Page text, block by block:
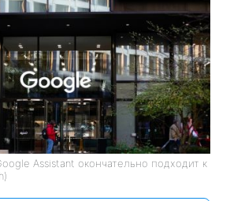
Assistant окончательно подходит к